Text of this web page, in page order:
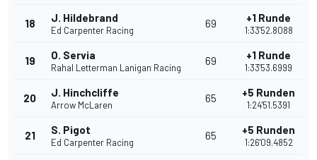
18 J. Hildebrand
Ed Carpenter Racing
69 +1 Runde
1:33'52.8088
19 O. Servia
Rahal Letterman Lanigan Racing
69 +1 Runde
1:33'53.6999
20 J. Hinchcliffe
Arrow McLaren
65 +5 Runden
1:24'51.5391
21 S. Pigot
Ed Carpenter Racing
65 +5 Runden
1:26'09.4852